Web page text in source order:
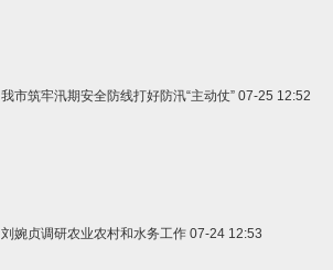
我市筑牢汛期安全防线打好防汛“主动仗” 07-25 12:52
刘婉贞调研农业农村和水务工作 07-24 12:53